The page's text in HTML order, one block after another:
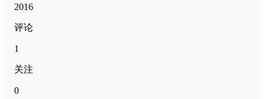
2016
评论
1
关注
0